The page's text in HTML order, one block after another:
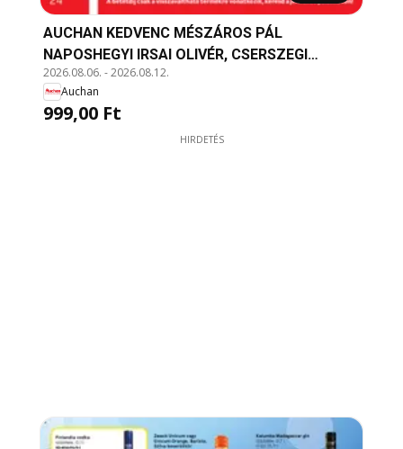
AUCHAN KEDVENC MÉSZÁROS PÁL
NAPOSHEGYI IRSAI OLIVÉR, CSERSZEGI
FŰSZERES, ROSÉ, BIKAVÉR, VÖRÖS
KÉKFRANKOS, 0,75 l, 2399 Ft/l
2026.08.06. -2026.08.12.
Auchan
999,00 Ft
HIRDETÉS